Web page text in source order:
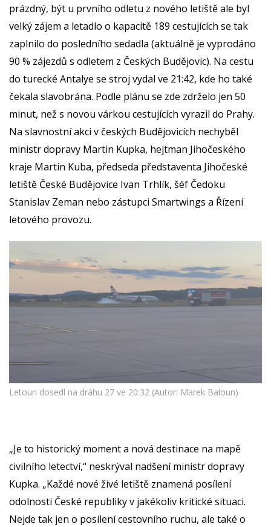
prázdný, být u prvního odletu z nového letiště ale byl
velký zájem a letadlo o kapacitě 189 cestujících se tak
zaplnilo do posledního sedadla (aktuálně je vyprodáno
90 % zájezdů s odletem z Českých Budějovic). Na cestu
do turecké Antalye se stroj vydal ve 21:42, kde ho také
čekala slavobrána. Podle plánu se zde zdrželo jen 50
minut, než s novou várkou cestujících vyrazil do Prahy.
Na slavnostní akci v českých Budějovicích nechyběl
ministr dopravy Martin Kupka, hejtman Jihočeského
kraje Martin Kuba, předseda představenta Jihočeské
letiště České Budějovice Ivan Trhlík, šéf Čedoku
Stanislav Zeman nebo zástupci Smartwings a Řízení
letového provozu.
Letoun dosedl na dráhu 27 ve 20:32 (Autor: Marek Baloun)
„Je to historický moment a nová destinace na mapě
civilního letectví,“ neskrýval nadšení ministr dopravy
Kupka. „Každé nové živé letiště znamená posílení
odolnosti České republiky v jakékoliv kritické situaci.
Nejde tak jen o posílení cestovního ruchu, ale také o